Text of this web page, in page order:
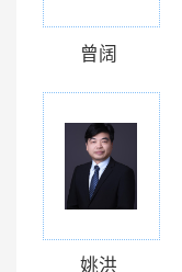
曾阔
姚洪